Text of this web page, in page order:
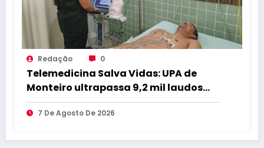
Redação 0
Telemedicina Salva Vidas: UPA de
Monteiro ultrapassa 9,2 mil laudos
cardiológicos em parceria com a
Beneficência Portuguesa e Ministério
7 De Agosto De 2026